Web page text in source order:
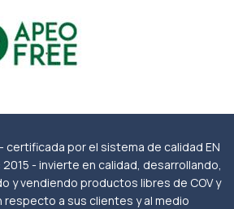
- certificada por el sistema de calidad EN
2015 - invierte en calidad, desarrollando,
y vendiendo productos libres de COV y
respecto a sus clientes y al medio